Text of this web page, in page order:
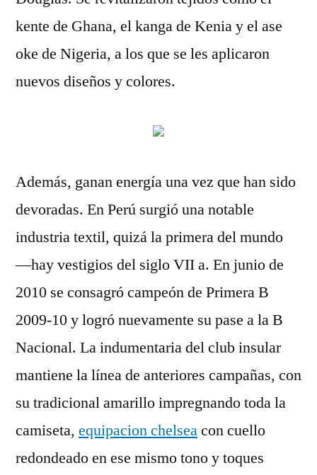
kente de Ghana, el kanga de Kenia y el ase
oke de Nigeria, a los que se les aplicaron
nuevos diseños y colores.
Además, ganan energía una vez que han sido
devoradas. En Perú surgió una notable
industria textil, quizá la primera del mundo
—hay vestigios del siglo VII a. En junio de
2010 se consagró campeón de Primera B
2009-10 y logró nuevamente su pase a la B
Nacional. La indumentaria del club insular
mantiene la línea de anteriores campañas, con
su tradicional amarillo impregnando toda la
camiseta, equipacion chelseacon cuello
redondeado en ese mismo tono y toques